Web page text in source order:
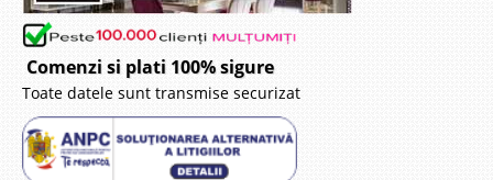
Comenzi si plati 100% sigure
Toate datele sunt transmise securizat